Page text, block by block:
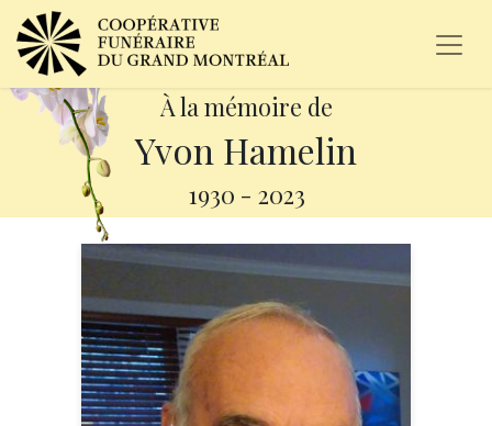
À la mémoire de
Yvon Hamelin
1930 - 2023